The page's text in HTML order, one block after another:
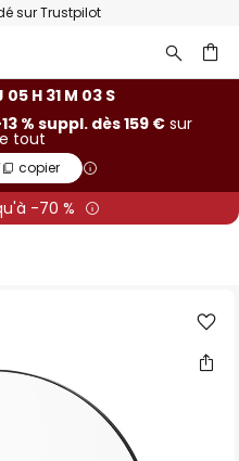
sur Trustpilot
05 H 31 M 03 S
% suppl. dès 159 €sur
tout
copier
-70 %